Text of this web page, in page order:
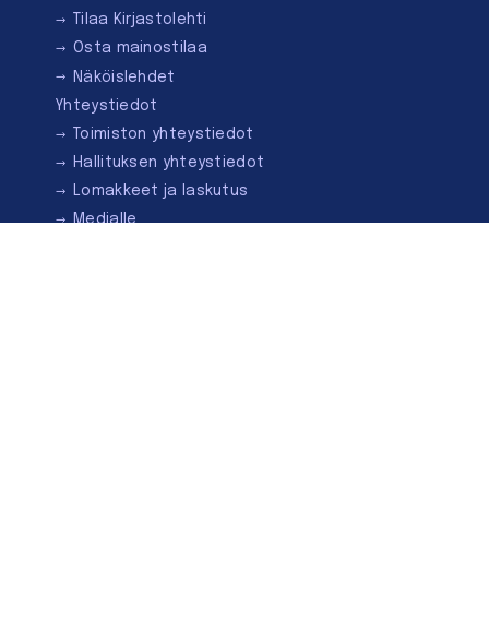
Tilaa Kirjastolehti
Osta mainostilaa
Näköislehdet
Yhteystiedot
Toimiston yhteystiedot
Hallituksen yhteystiedot
Lomakkeet ja laskutus
Medialle